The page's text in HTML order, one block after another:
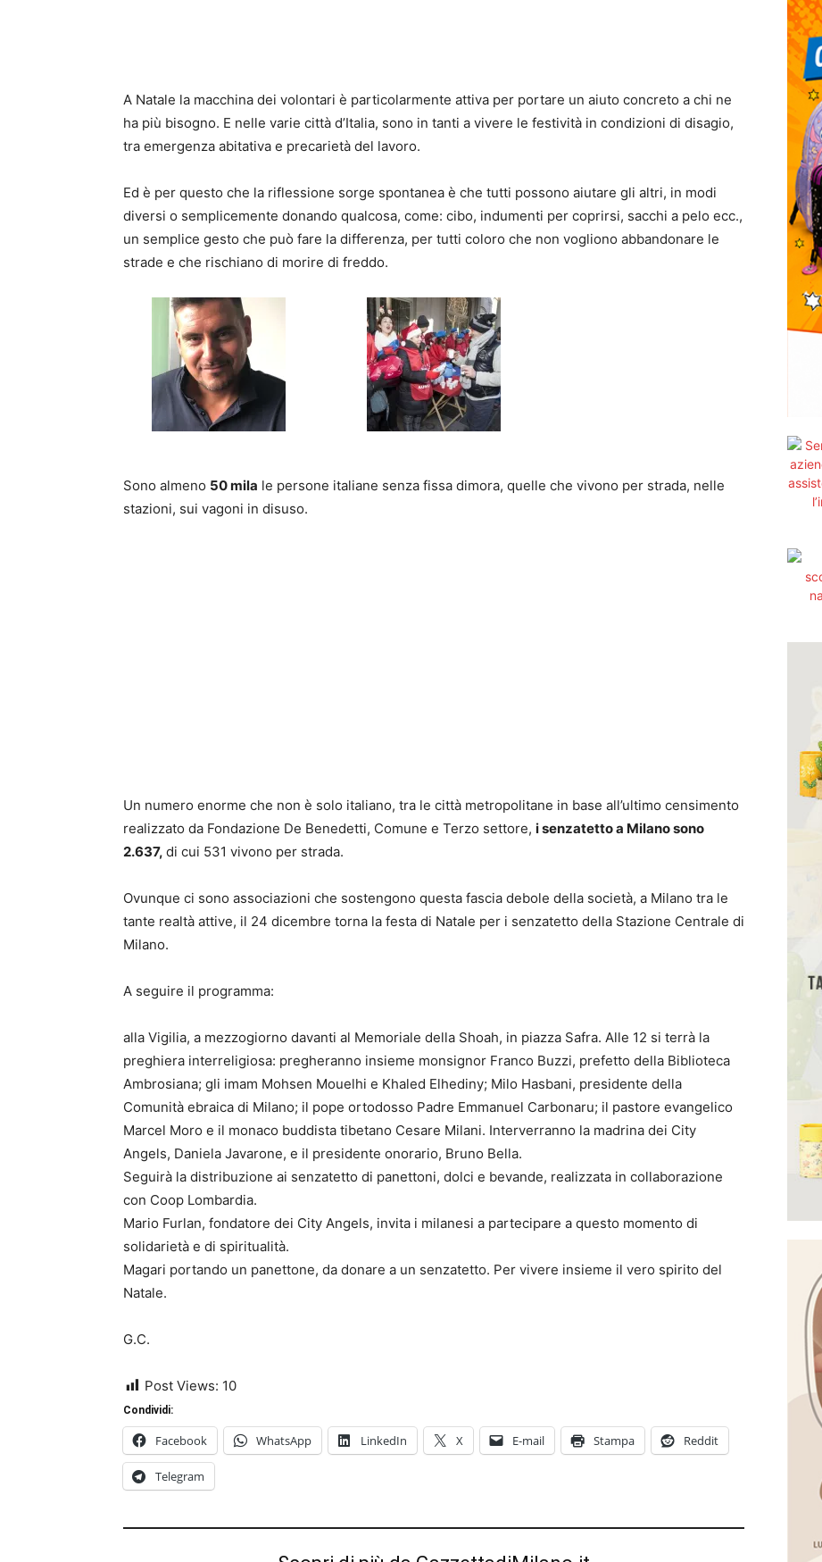
A Natale la macchina dei volontari è particolarmente attiva per portare un aiuto concreto a chi ne
ha più bisogno. E nelle varie città d’Italia, sono in tanti a vivere le festività in condizioni di disagio,
tra emergenza abitativa e precarietà del lavoro.
Ed è per questo che la riflessione sorge spontanea è che tutti possono aiutare gli altri, in modi
diversi o semplicemente donando qualcosa, come: cibo, indumenti per coprirsi, sacchi a pelo ecc.,
un semplice gesto che può fare la differenza, per tutti coloro che non vogliono abbandonare le
strade e che rischiano di morire di freddo.
Sono almeno 50 mila le persone italiane senza fissa dimora, quelle che vivono per strada, nelle
stazioni, sui vagoni in disuso.
Un numero enorme che non è solo italiano, tra le città metropolitane in base all’ultimo censimento
realizzato da Fondazione De Benedetti, Comune e Terzo settore, i senzatetto a Milano sono
2.637, di cui 531 vivono per strada.
Ovunque ci sono associazioni che sostengono questa fascia debole della società, a Milano tra le
tante realtà attive, il 24 dicembre torna la festa di Natale per i senzatetto della Stazione Centrale di
Milano.
A seguire il programma:
alla Vigilia, a mezzogiorno davanti al Memoriale della Shoah, in piazza Safra. Alle 12 si terrà la
preghiera interreligiosa: pregheranno insieme monsignor Franco Buzzi, prefetto della Biblioteca
Ambrosiana; gli imam Mohsen Mouelhi e Khaled Elhediny; Milo Hasbani, presidente della
Comunità ebraica di Milano; il pope ortodosso Padre Emmanuel Carbonaru; il pastore evangelico
Marcel Moro e il monaco buddista tibetano Cesare Milani. Interverranno la madrina dei City
Angels, Daniela Javarone, e il presidente onorario, Bruno Bella.
Seguirà la distribuzione ai senzatetto di panettoni, dolci e bevande, realizzata in collaborazione
con Coop Lombardia.
Mario Furlan, fondatore dei City Angels, invita i milanesi a partecipare a questo momento di
solidarietà e di spiritualità.
Magari portando un panettone, da donare a un senzatetto. Per vivere insieme il vero spirito del
Natale.
G.C.
Post Views: 10
Condividi:
Facebook WhatsApp LinkedIn X E-mail Stampa Reddit
Telegram